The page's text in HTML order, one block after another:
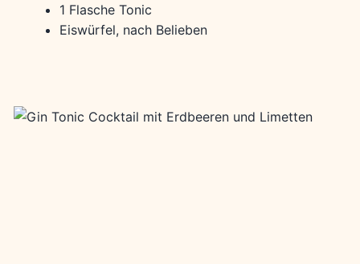
1 Flasche Tonic
Eiswürfel, nach Belieben